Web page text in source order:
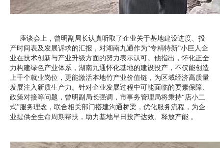
座谈会上，曾明副局长认真听取了企业关于基地建设进度、投
产时间表及发展诉求的汇报，对湖南九通作为“专精特新”小巨人企
业在技术创新与产业升级方面的努力表示认可。他指出，怀化正全
力构建绿色产业体系，湖南九通怀化基地的建设投产，不仅能创造
上千个就业岗位，更能激活本地竹产业价值链，为区域经济高质量
发展注入新质生产力。针对企业发展过程中可能面临的要素保障、
政策对接等问题，曾明副局长强调，市事务管理局将秉持“店小二
式”服务理念，联合相关部门搭建沟通桥梁，优化服务流程，为企
业提供全生命周期帮扶，助力基地早日投产达效、释放产能 。